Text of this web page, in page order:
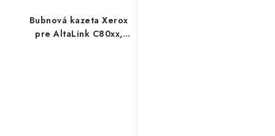
Bubnová kazeta Xerox
pre AltaLink C80xx,